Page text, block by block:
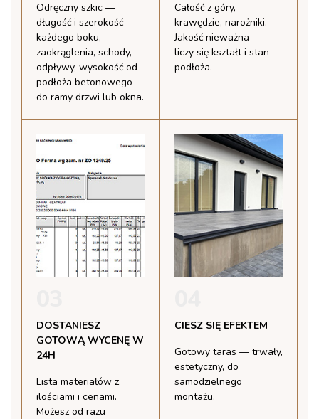
Odręczny szkic —
długość i szerokość
każdego boku,
zaokrąglenia, schody,
odpływy, wysokość od
podłoża betonowego
do ramy drzwi lub okna.
Całość z góry,
krawędzie, narożniki.
Jakość nieważna —
liczy się kształt i stan
podłoża.
DOSTANIESZ
GOTOWĄ WYCENĘ W
24H
Lista materiałów z
ilościami i cenami.
Możesz od razu
CIESZ SIĘ EFEKTEM
Gotowy taras — trwały,
estetyczny, do
samodzielnego
montażu.